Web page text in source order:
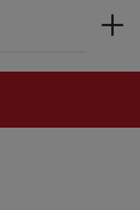
Wert ein